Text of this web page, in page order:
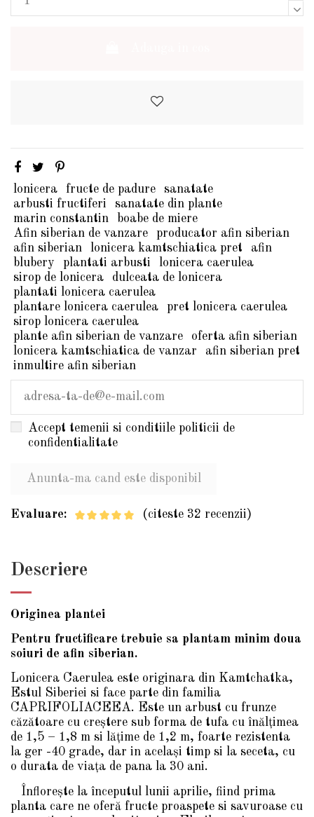
lonicera fructe de padure
sanatate
arbusti fructiferi
sanatate din plante
marin constantin
boabe de miere
Afin siberian de vanzare
producator afin siberian
afin siberian
lonicera kamtschiatica pret
afin
blubery
plantati arbusti
lonicera caerulea
sirop de lonicera
dulceata de lonicera
plantati lonicera caerulea
plantare lonicera caerulea
pret lonicera caerulea
sirop lonicera caerulea
plante afin siberian de vanzare
oferta afin siberian
lonicera kamtschiatica de vanzar
afin siberian pret
inmultire afin siberian
Accept temenii si conditiile politicii de
confidentialitate
Evaluare: (citeste 32 recenzii)
Descriere
Originea plantei
Pentru fructificare trebuie sa plantam minim doua
soiuri de afin siberian.
Lonicera Caerulea este originara din Kamtchatka,
Estul Siberiei si face parte din familia
CAPRIFOLIACEEA. Este un arbust cu frunze
căzătoare cu creştere sub forma de tufa cu înălţimea
de 1,5 – 1,8 m si lăţime de 1,2 m, foarte rezistenta
la ger -40 grade, dar in acelaşi timp si la seceta, cu
o durata de viaţa de pana la 30 ani.
Înfloreşte la începutul lunii aprilie, fiind prima
planta care ne oferă fructe proaspete si savuroase cu